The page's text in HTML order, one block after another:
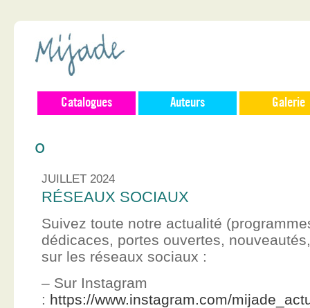
Catalogues Auteurs Galerie
0
JUILLET 2024
RÉSEAUX SOCIAUX
Suivez toute notre actualité
dédicaces, portes ouvertes,
sur les réseaux sociaux :
– Sur Instagram
: https://www.instagram.com/